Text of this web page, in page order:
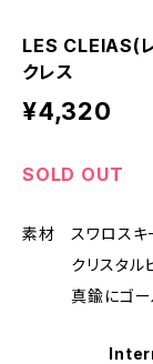
LES CLEIAS(
クレス
¥4,320
SOLD OUT
素材 スワロスキ
クリスタル
真鍮にゴール